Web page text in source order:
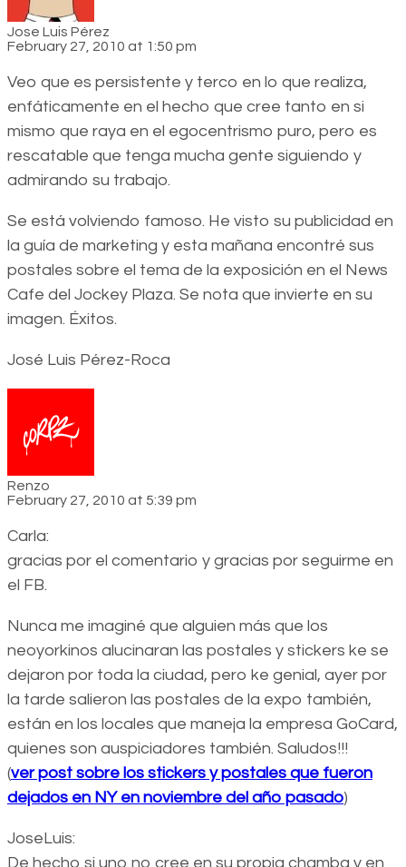
Jose Luis Pérez
February 27, 2010 at 1:50 pm
Veo que es persistente y terco en lo que realiza,
enfáticamente en el hecho que cree tanto en si
mismo que raya en el egocentrismo puro, pero es
rescatable que tenga mucha gente siguiendo y
admirando su trabajo.
Se está volviendo famoso. He visto su publicidad en
la guía de marketing y esta mañana encontré sus
postales sobre el tema de la exposición en el News
Cafe del Jockey Plaza. Se nota que invierte en su
imagen. Éxitos.
José Luis Pérez-Roca
Renzo
February 27, 2010 at 5:39 pm
Carla:
gracias por el comentario y gracias por seguirme en
el FB.
Nunca me imaginé que alguien más que los
neoyorkinos alucinaran las postales y stickers ke se
dejaron por toda la ciudad, pero ke genial, ayer por
la tarde salieron las postales de la expo también,
están en los locales que maneja la empresa GoCard,
quienes son auspiciadores también. Saludos!!!
(ver post sobre los stickers y postales que fueron
dejados en NY en noviembre del año pasado)
JoseLuis:
De hecho si uno no cree en su propia chamba y en